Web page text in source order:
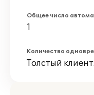
Общее число
1
Количество
Толстый